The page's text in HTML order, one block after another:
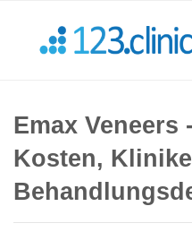
Emax Veneers
Kosten,